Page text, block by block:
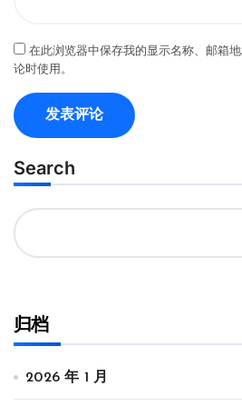
在此浏览器中保存我的显示名称、邮箱
论时使用。
Search
归档
2026 年 1 月